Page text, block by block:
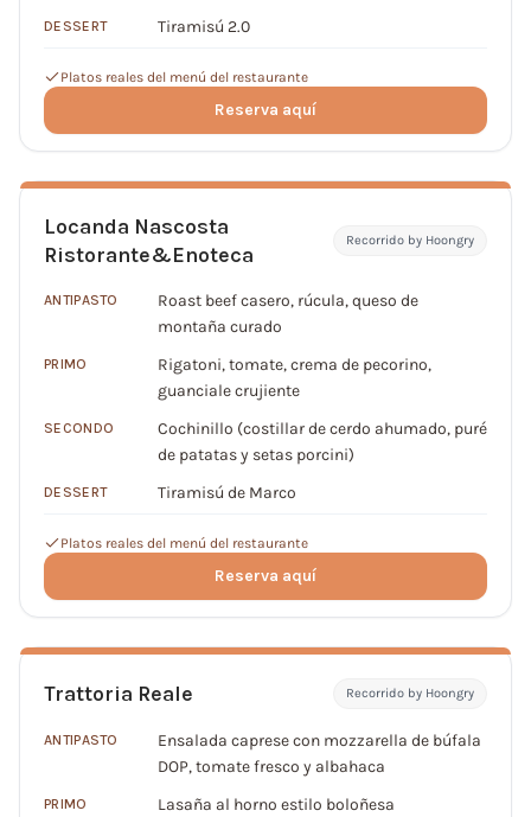
DESSERT Tiramisú 2.0
Platos reales del menú del restaurante
Reserva aquí
Locanda Nascosta
Ristorante&Enoteca
Recorrido by Hoongry
ANTIPASTO
Roast beef casero, rúcula, queso de
montaña curado
PRIMO
Rigatoni, tomate, crema de pecorino,
guanciale crujiente
SECONDO
Cochinillo (costillar de cerdo ahumado, puré
de patatas y setas porcini)
DESSERT Tiramisú de Marco
Platos reales del menú del restaurante
Reserva aquí
Trattoria Reale Recorrido by Hoongry
ANTIPASTO
Ensalada caprese con mozzarella de búfala
DOP, tomate fresco y albahaca
PRIMO Lasaña al horno estilo boloñesa